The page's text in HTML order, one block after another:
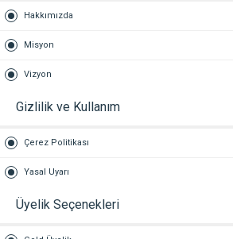
Hakkımızda
Misyon
Vizyon
Gizlilik ve Kullanım
Çerez Politikası
Yasal Uyarı
Üyelik Seçenekleri